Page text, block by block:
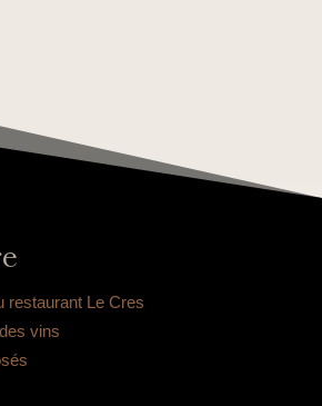
restaurant Le Cres
vins